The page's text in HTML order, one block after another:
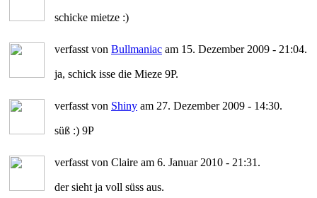
schicke mietze :)
verfasst von Bullmaniac am 15. Dezember 2009 - 21:04.
ja, schick isse die Mieze 9P.
verfasst von Shiny am 27. Dezember 2009 - 14:30.
süß :) 9P
verfasst von Claire am 6. Januar 2010 - 21:31.
der sieht ja voll süss aus.